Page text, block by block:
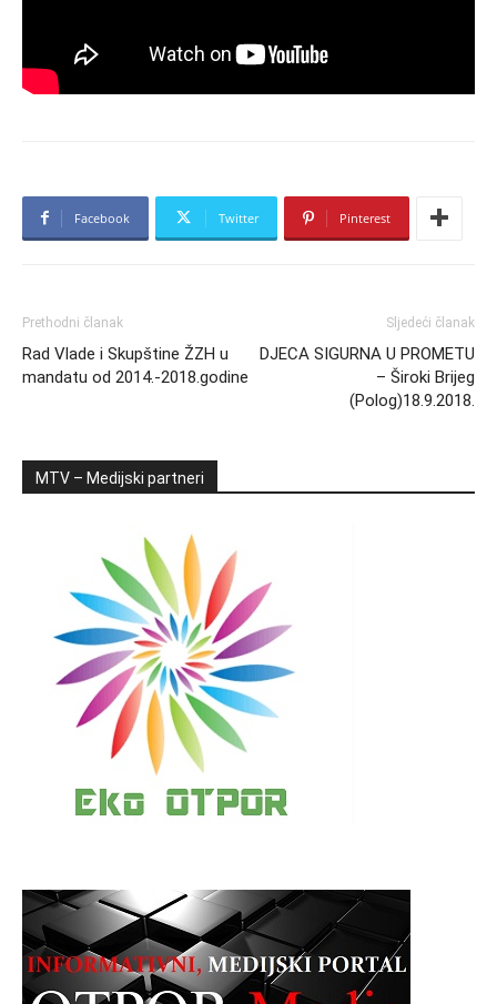
Facebook Twitter Pinterest
Prethodni članak
Rad Vlade i Skupštine ŽZH u
mandatu od 2014.-2018.godine
Sljedeći članak
DJECA SIGURNA U PROMETU
– Široki Brijeg
(Polog)18.9.2018.
MTV – Medijski partneri